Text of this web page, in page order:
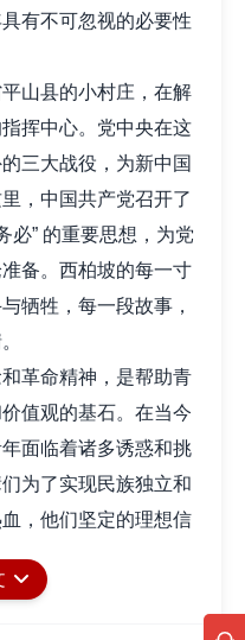
有不可忽视的必要性
山县的小村庄，在解
挥中心。党中央在这
三大战役，为新中国
，中国共产党召开了
必” 的重要思想，为党
备。西柏坡的每一寸
牺牲，每一段故事，
革命精神，是帮助青
值观的基石。在当今
面临着诸多诱惑和挑
为了实现民族独立和
，他们坚定的理想信
灯塔，为青年指引着
文化，了解那段波澜
天的幸福生活来之不